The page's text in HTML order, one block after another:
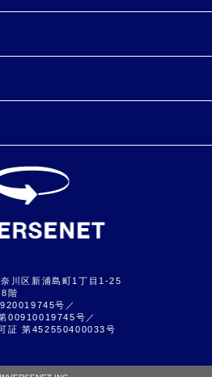
川区新浦島町1丁目1-25
階
号／
00910019745号／
証 第452550400033号